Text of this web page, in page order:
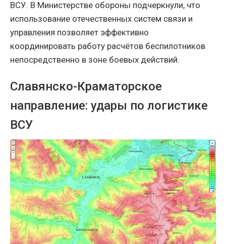
ВСУ. В Министерстве обороны подчеркнули, что
использование отечественных систем связи и
управления позволяет эффективно
координировать работу расчётов беспилотников
непосредственно в зоне боевых действий.
Славянско-Краматорское
направление: удары по логистике
ВСУ